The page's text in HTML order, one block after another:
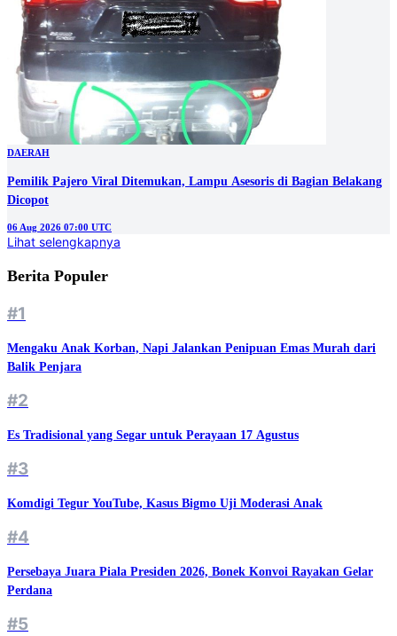
DAERAH
Pemilik Pajero Viral Ditemukan, Lampu Asesoris di Bagian Belakang
Dicopot
06 Aug 2026 07:00 UTC
Lihat selengkapnya
Berita Populer
#1
Mengaku Anak Korban, Napi Jalankan Penipuan Emas Murah dari
Balik Penjara
#2
Es Tradisional yang Segar untuk Perayaan 17 Agustus
#3
Komdigi Tegur YouTube, Kasus Bigmo Uji Moderasi Anak
#4
Persebaya Juara Piala Presiden 2026, Bonek Konvoi Rayakan Gelar
Perdana
#5